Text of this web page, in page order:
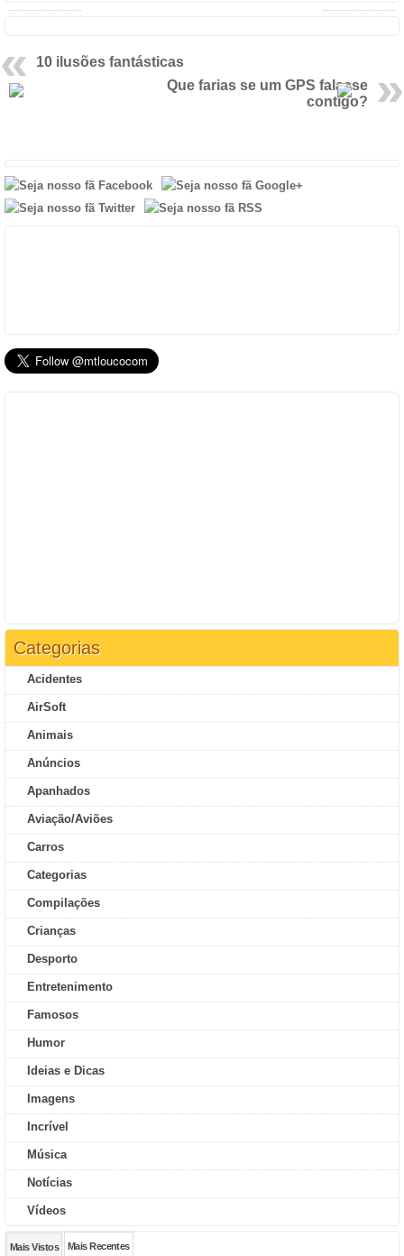
10 ilusões fantásticas
Que farias se um GPS falasse
contigo?
Categorias
Acidentes
AirSoft
Animais
Anúncios
Apanhados
Aviação/Aviões
Carros
Categorias
Compilações
Crianças
Desporto
Entretenimento
Famosos
Humor
Ideias e Dicas
Imagens
Incrível
Música
Notícias
Vídeos
Mais Vistos Mais Recentes